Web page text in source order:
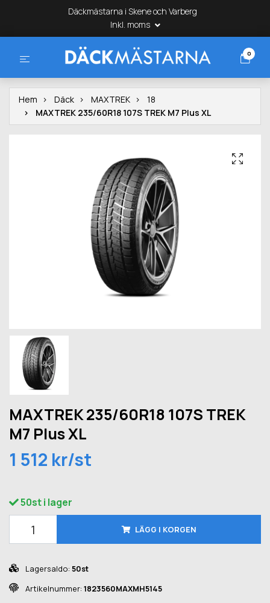
Däckmästarna i Skene och Varberg
Inkl. moms
0
Hem Däck MAXTREK
18
MAXTREK 235/60R18 107S TREK M7 Plus XL
MAXTREK 235/60R18 107S TREK
M7 Plus XL
1 512 kr/st
50st i lager
LÄGG I KORGEN
Lagersaldo: 50st
Artikelnummer: 1823560MAXMH5145